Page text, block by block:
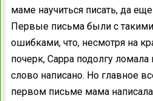
маме научиться писать, да
Первые письма были с
ошибками, что, несмотря на
почерк, Сарра подолгу ломала
слово написано. Но главное
первом письме мама